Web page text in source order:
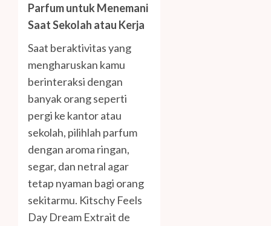
Parfum untuk Menemani
Saat Sekolah atau Kerja
Saat beraktivitas yang
mengharuskan kamu
berinteraksi dengan
banyak orang seperti
pergi ke kantor atau
sekolah, pilihlah parfum
dengan aroma ringan,
segar, dan netral agar
tetap nyaman bagi orang
sekitarmu. Kitschy Feels
Day Dream Extrait de